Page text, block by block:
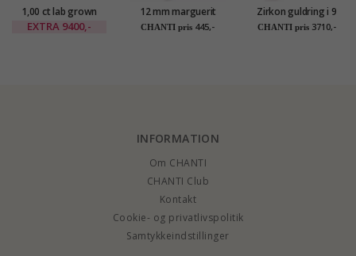
1,00 ct lab grown
diamant ring i 14
EXTRA 9400,-
12 mm marguerit
ring i forgyldt sølv -
CHANTI pris 445,-
Zirkon guldring i 9
karat guld
CHANTI pris 3710,-
INFORMATION
Om CHANTI
CHANTI Club
Kontakt
Cookie- og privatlivspolitik
Samtykkeindstillinger